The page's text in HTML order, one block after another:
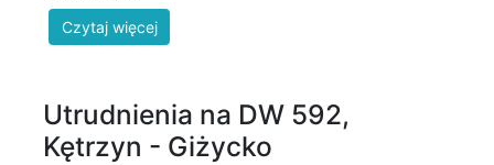
Utrudnienia na DW 592,
Kętrzyn - Giżycko